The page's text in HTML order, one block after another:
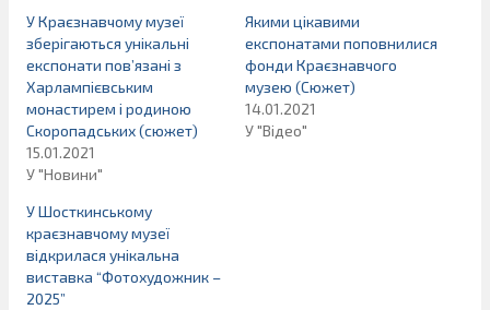
У Краєзнавчому музеї
зберігаються унікальні
експонати пов’язані з
Харлампієвським
монастирем і родиною
Скоропадських (сюжет)
15.01.2021
У "Новини"
Якими цікавими
експонатами поповнилися
фонди Краєзнавчого
музею (Сюжет)
14.01.2021
У "Відео"
У Шосткинському
краєзнавчому музеї
відкрилася унікальна
виставка “Фотохудожник –
2025”